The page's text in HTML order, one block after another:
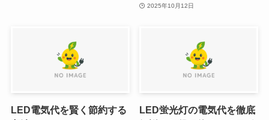
2025年10月12日
LED電気代を賢く節約する
LED蛍光灯の電気代を徹底